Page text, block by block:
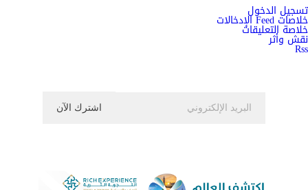
تسجيل الدخول
خلاصات Feed الإدخالات
خلاصة التعليقات
نقش وأثر
Rss